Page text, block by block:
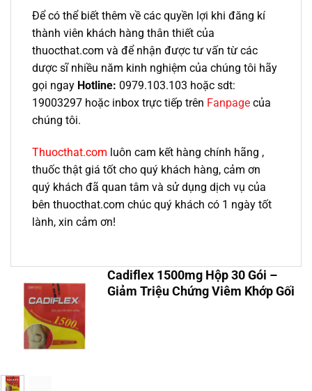
Để có thể biết thêm về các quyền lợi khi đăng kí
thành viên khách hàng thân thiết của
thuocthat.com và để nhận được tư vấn từ các
dược sĩ nhiều năm kinh nghiệm của chúng tôi hãy
gọi ngay Hotline: 0979.103.103 hoặc sdt:
19003297 hoặc inbox trực tiếp trên Fanpage của
chúng tôi.
Thuocthat.com luôn cam kết hàng chính hãng ,
thuốc thật giá tốt cho quý khách hàng, cảm ơn
quý khách đã quan tâm và sử dụng dịch vụ của
bên thuocthat.com chúc quý khách có 1 ngày tốt
lành, xin cảm ơn!
Cadiflex 1500mg Hộp 30 Gói –
Giảm Triệu Chứng Viêm Khớp Gối